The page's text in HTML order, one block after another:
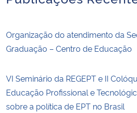
Secretaria de Governo
Advocacia-Geral da União
Organização do atendimento da
Graduação – Centro de Educação
VI Seminário da REGEPT e II
Educação Profissional e
sobre a política de EPT no Brasil